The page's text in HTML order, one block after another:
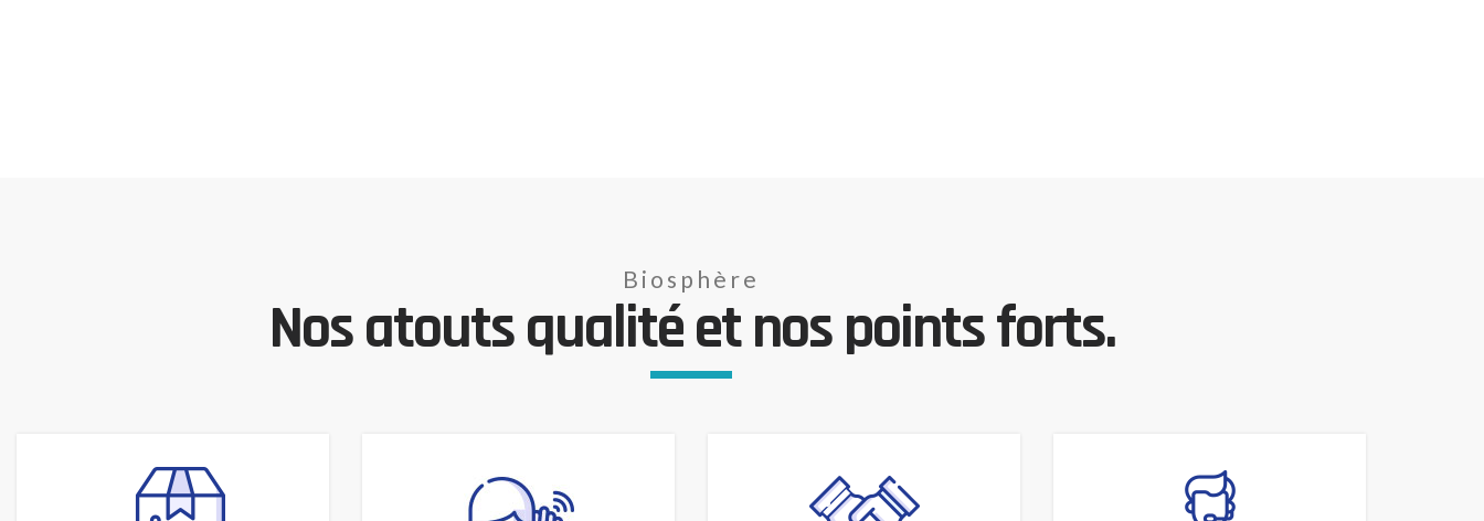
Biosphère
Nos atouts qualité et nos points forts.